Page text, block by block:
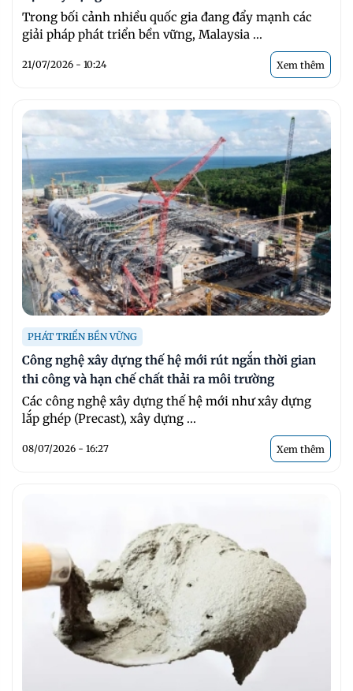
Trong bối cảnh nhiều quốc gia đang đẩy mạnh các
giải pháp phát triển bền vững, Malaysia ...
21/07/2026 - 10:24 Xem thêm
PHÁT TRIỂN BỀN VỮNG
Công nghệ xây dựng thế hệ mới rút ngắn thời gian
thi công và hạn chế chất thải ra môi trường
Các công nghệ xây dựng thế hệ mới như xây dựng
lắp ghép (Precast), xây dựng ...
08/07/2026 - 16:27 Xem thêm